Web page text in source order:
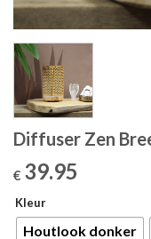
Diffuser Zen
€ 39.95
Kleur
Houtlook donker